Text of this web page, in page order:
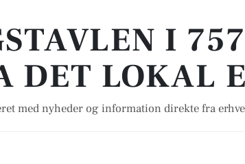
I
DET LOKAL
med nyheder og information direkte fra